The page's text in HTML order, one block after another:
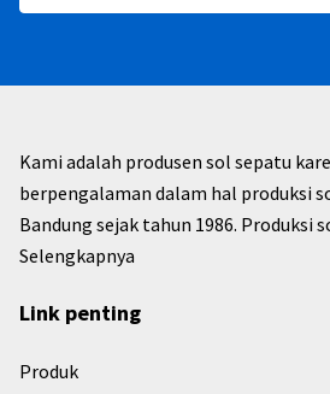
Kami adalah produsen sol sepatu
berpengalaman dalam hal produksi
Bandung sejak tahun 1986. Produksi
Selengkapnya
Link penting
Produk